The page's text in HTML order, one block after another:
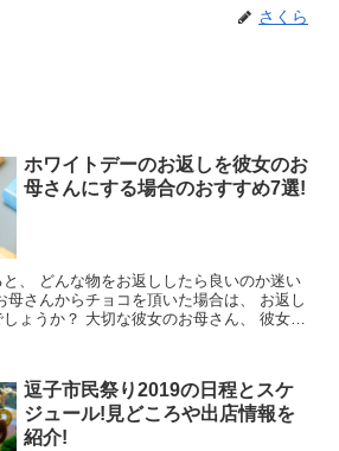
さくら
ホワイトデーのお返しを彼女のお
母さんにする場合のおすすめ7選!
のか迷い
お母さん、 彼女と
逗子市民祭り2019の日程とスケ
ジュール!見どころや出店情報を
紹介!